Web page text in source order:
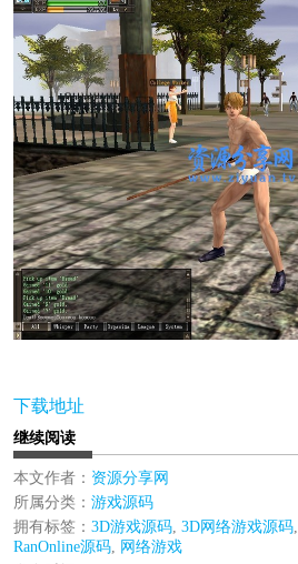
下载地址
继续阅读
本文作者： 资源分享网
所属分类： 游戏源码
拥有标签： 3D游戏源码, 3D网络游戏源码,
RanOnline源码, 网络游戏